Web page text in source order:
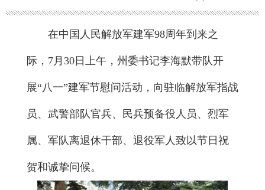
在中国人民解放军建军98周年到来之
际，7月30日上午，州委书记李海默带队开
展“八一”建军节慰问活动，向驻临解放军指战
员、武警部队官兵、民兵预备役人员、烈军
属、军队离退休干部、退役军人致以节日祝
贺和诚挚问候。